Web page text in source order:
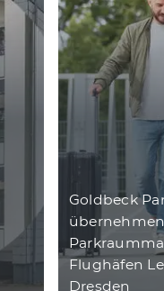
Goldbeck
Flughäfen
Dresden